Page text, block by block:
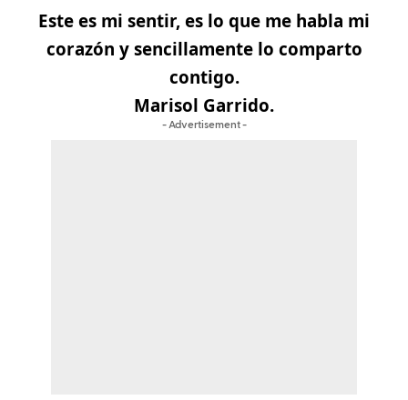
Este es mi sentir, es lo que me habla mi
corazón y sencillamente lo comparto
contigo.
Marisol Garrido.
- Advertisement -